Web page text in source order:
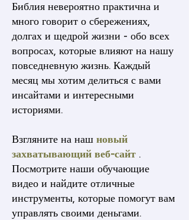
Библия невероятно практична и
много говорит о сбережениях,
долгах и щедрой жизни - обо всех
вопросах, которые влияют на нашу
повседневную жизнь. Каждый
месяц мы хотим делиться с вами
инсайтами и интересными
историями.
Взгляните на наш новый
захватывающий веб-сайт .
Посмотрите наши обучающие
видео и найдите отличные
инструменты, которые помогут вам
управлять своими деньгами.